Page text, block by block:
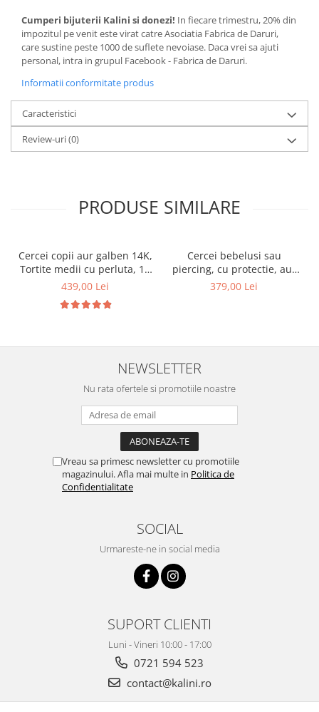
Cumperi bijuterii Kalini si donezi! In fiecare trimestru, 20% din
impozitul pe venit este virat catre Asociatia Fabrica de Daruri,
care sustine peste 1000 de suflete nevoiase. Daca vrei sa ajuti
personal, intra in grupul Facebook - Fabrica de Daruri.
Informatii conformitate produs
Caracteristici
Review-uri(0)
PRODUSE SIMILARE
Cercei copii aur galben 14K,
Tortite medii cu perluta, 10
mm
439,00 Lei
Cercei bebelusi sau
piercing, cu protectie, aur
galben 14K, Rotunzi cu opal
379,00 Lei
NEWSLETTER
Nu rata ofertele si promotiile noastre
Vreau sa primesc newsletter cu promotiile
magazinului. Afla mai multe in Politica de
Confidentialitate
SOCIAL
Urmareste-ne in social media
SUPORT CLIENTI
Luni - Vineri 10:00 - 17:00
0721 594 523
contact@kalini.ro